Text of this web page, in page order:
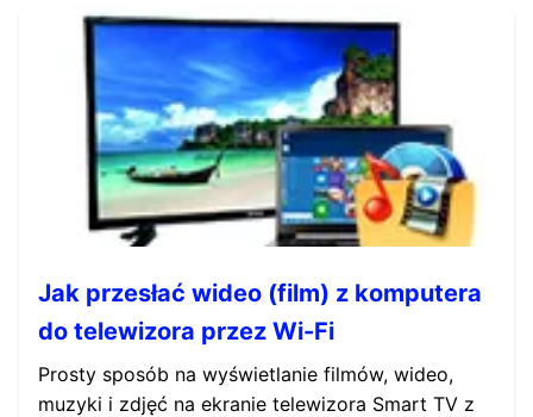
Jak przesłać wideo (film) z komputera
do telewizora przez Wi-Fi
Prosty sposób na wyświetlanie filmów, wideo,
muzyki i zdjęć na ekranie telewizora Smart TV z